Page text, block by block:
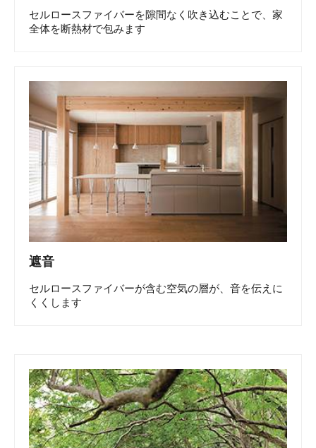
セルロースファイバーを隙間なく吹き込むことで、家
全体を断熱材で包みます
遮音
セルロースファイバーが含む空気の層が、音を伝えに
くくします